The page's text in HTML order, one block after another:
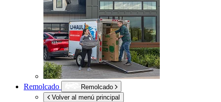
Remolcado
Remolcado
Volver al menú principal